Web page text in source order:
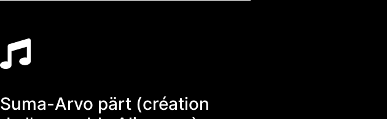
Suma-Arvo pärt (création